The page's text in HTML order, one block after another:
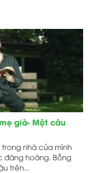
già- Một câu
nhà của mình
đàng hoàng. Bỗng
trên...